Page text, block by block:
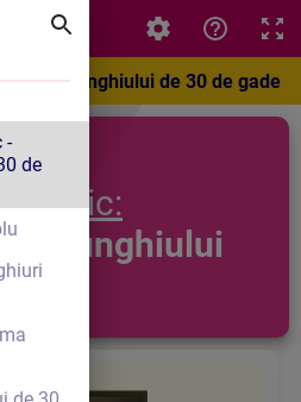
-
de
unghiului de 30 de gade
unghiului
o